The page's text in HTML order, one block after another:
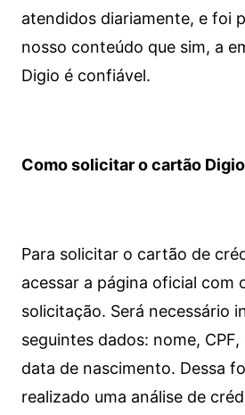
atendidos diariamente, e foi
nosso conteúdo que sim, a
Digio é confiável.
Como solicitar o cartão
Para solicitar o cartão de
acessar a página oficial com
solicitação. Será necessário
seguintes dados: nome,
data de nascimento. Dessa
realizado uma análise de